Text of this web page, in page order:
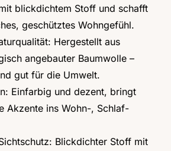
blickdichtem Stoff und schafft
geschütztes Wohngefühl.
Hergestellt aus
angebauter Baumwolle –
gut für die Umwelt.
Einfarbig und dezent, bringt
Akzente ins Wohn-, Schlaf-
Blickdichter Stoff mit